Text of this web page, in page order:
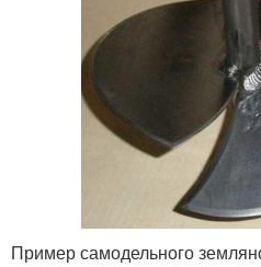
Пример самодельного